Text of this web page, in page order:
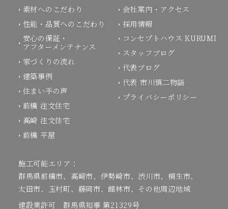
素材へのこだわり
性能・品質へのこだわり
安心の保証・
アフターメンテナンス
家づくりの流れ
建築事例
住まい手の声
前橋 注文住宅
高崎 注文住宅
前橋 平屋
会社案内・アクセス
採用情報
コンセプトハウス KURUMI
スタッフブログ
代表ブログ
代表 市川慎二物語
プライバシーポリシー
施工可能エリア：
群馬県前橋市、高崎市、伊勢崎市、渋川市、桐生市、
太田市、玉村町、藤岡市、館林市、その他周辺地域
建設業許可 群馬県知事 第21329号